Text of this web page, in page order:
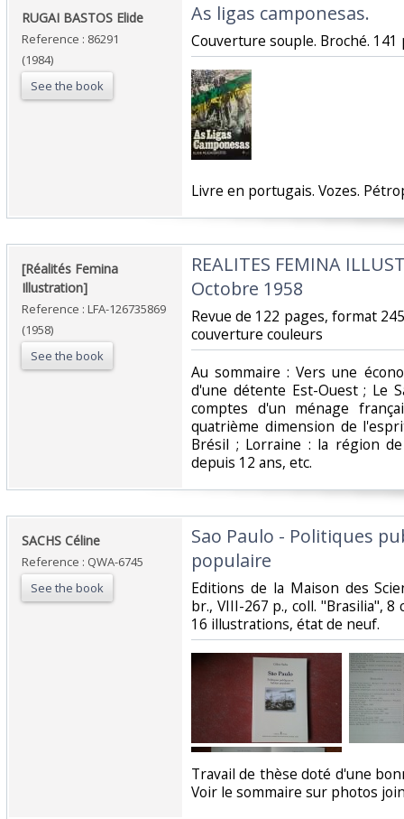
‎RUGAI BASTOS Elide ‎
Reference : 86291
(1984)
See the book
‎As ligas camponesas.‎
‎Couverture souple. Broché. 141
‎Livre en portugais. Vozes.
‎[Réalités Femina
Illustration]‎
Reference : LFA-126735869
(1958)
See the book
‎REALITES FEMINA
Octobre 1958‎
‎Revue de 122 pages, format
couverture couleurs‎
‎Au sommaire : Vers une
d'une détente Est-Ouest ; Le
comptes d'un ménage
quatrième dimension de
Brésil ; Lorraine : la région
depuis 12 ans, etc.‎
‎SACHS Céline ‎
Reference : QWA-6745
See the book
‎Sao Paulo - Politiques
populaire ‎
‎Editions de la Maison des
br., VIII-267 p., coll. "Brasilia",
16 illustrations, état de neuf. ‎
‎Travail de thèse doté d'une
Voir le sommaire sur photos